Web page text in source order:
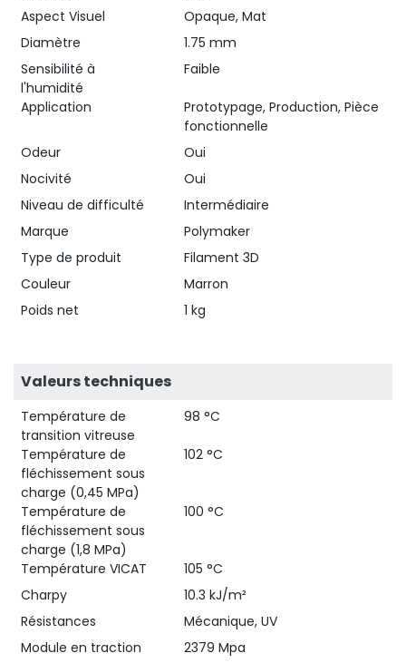
Aspect Visuel
Opaque, Mat
Diamètre
1.75 mm
Sensibilité à
l'humidité
Faible
Application
Prototypage, Production, Pièce
fonctionnelle
Odeur
Oui
Nocivité
Oui
Niveau de difficulté
Intermédiaire
Marque
Polymaker
Type de produit
Filament 3D
Couleur
Marron
Poids net
1 kg
Valeurs techniques
Température de
transition vitreuse
98 °C
Température de
fléchissement sous
charge (0,45 MPa)
102 °C
Température de
fléchissement sous
charge (1,8 MPa)
100 °C
Température VICAT
105 °C
Charpy
10.3 kJ/m²
Résistances
Mécanique, UV
Module en traction
2379 Mpa